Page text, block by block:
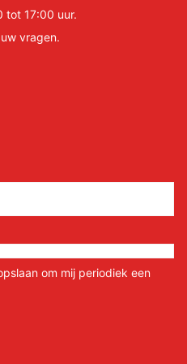
tot 17:00 uur.
vragen.
om mij periodiek een